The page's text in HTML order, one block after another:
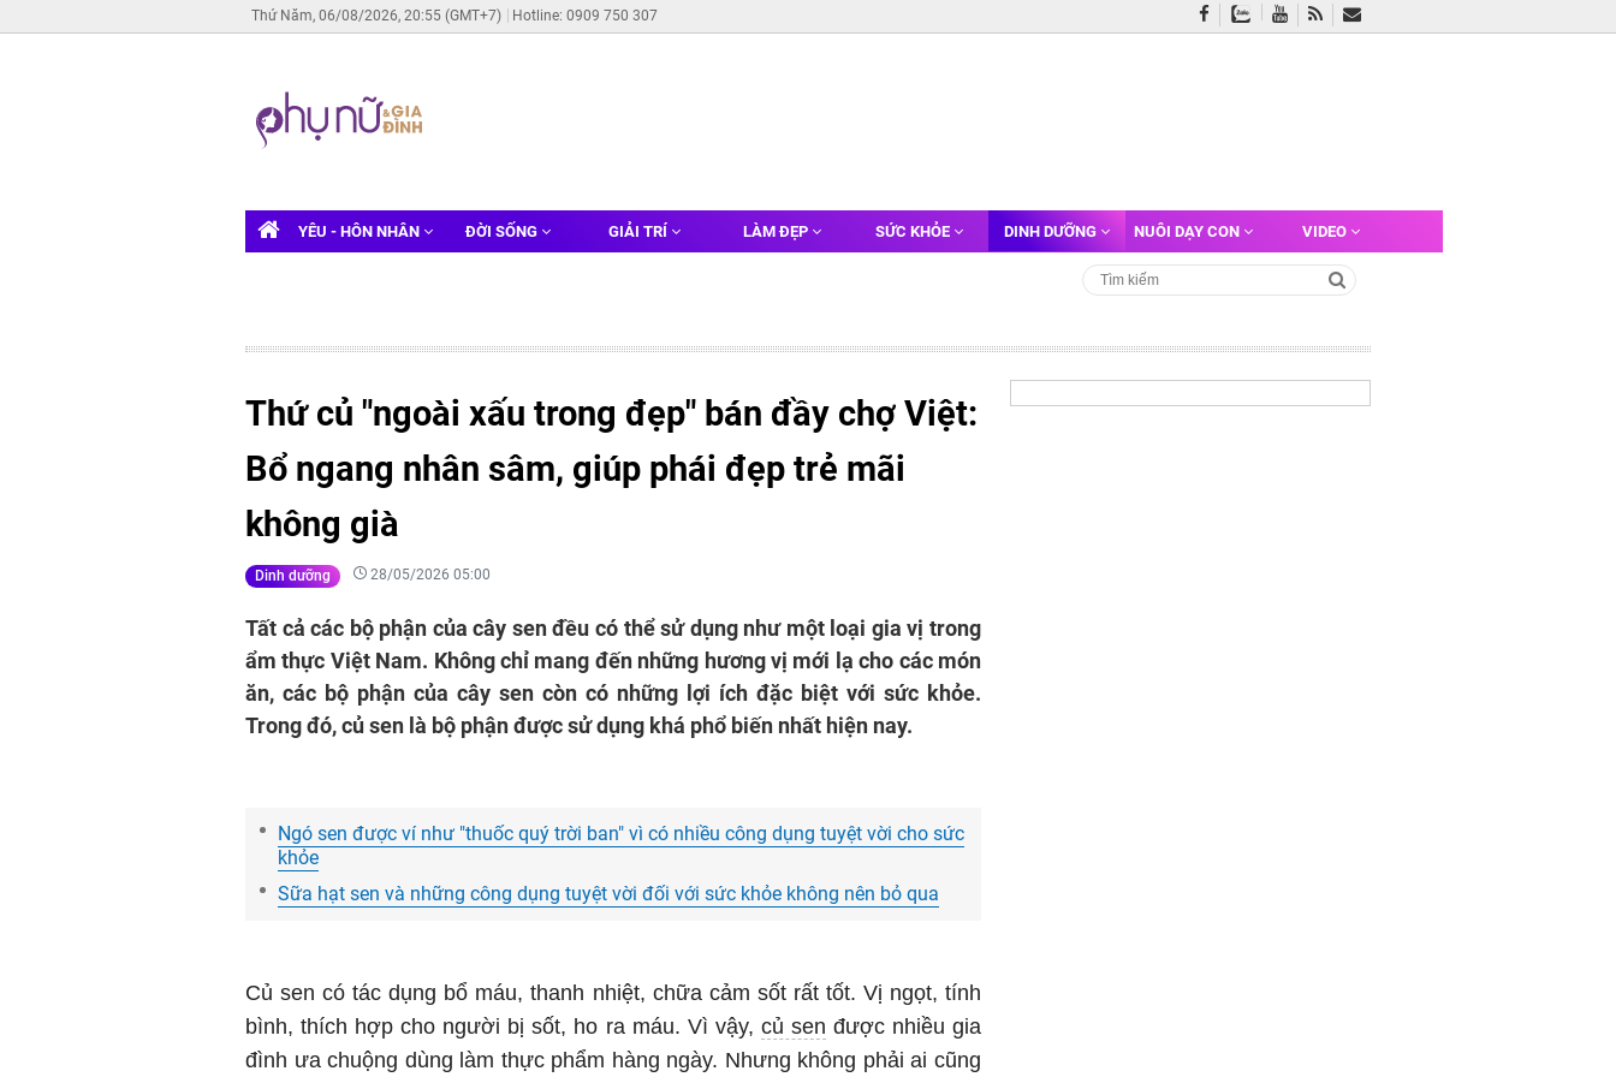
Thứ Năm, 06/08/2026, 20:55 (GMT+7) Hotline: 0909 750 307
YÊU - HÔN NHÂN ĐỜI SỐNG GIẢI TRÍ LÀM ĐẸP SỨC KHỎE DINH DƯỠNG NUÔI DẠY CON VIDEO
Thứ củ "ngoài xấu trong đẹp" bán đầy chợ Việt:
Bổ ngang nhân sâm, giúp phái đẹp trẻ mãi
không già
Dinh dưỡng 28/05/2026 05:00
Tất cả các bộ phận của cây sen đều có thể sử dụng như một loại gia vị trong
ẩm thực Việt Nam. Không chỉ mang đến những hương vị mới lạ cho các món
ăn, các bộ phận của cây sen còn có những lợi ích đặc biệt với sức khỏe.
Trong đó, củ sen là bộ phận được sử dụng khá phổ biến nhất hiện nay.
Ngó sen được ví như "thuốc quý trời ban" vì có nhiều công dụng tuyệt vời cho sức
khỏe
Sữa hạt sen và những công dụng tuyệt vời đối với sức khỏe không nên bỏ qua
Củ sen có tác dụng bổ máu, thanh nhiệt, chữa cảm sốt rất tốt. Vị ngọt, tính
bình, thích hợp cho người bị sốt, ho ra máu. Vì vậy, củ sen được nhiều gia
đình ưa chuộng dùng làm thực phẩm hàng ngày. Nhưng không phải ai cũng